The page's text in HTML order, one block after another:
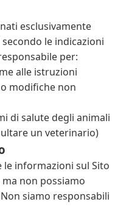
esclusivamente
le indicazioni
per:
alle istruzioni
modifiche non
di salute degli animali
un veterinario)
le informazioni sul Sito
non possiamo
siamo responsabili